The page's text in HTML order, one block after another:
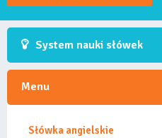
System nauki słówek
Menu
Słówka angielskie